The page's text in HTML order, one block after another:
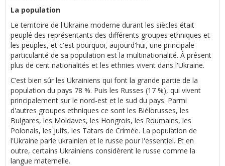
La population
Le territoire de l'Ukraine moderne durant les siècles était
peuplé des représentants des différents groupes ethniques et
les peuples, et c'est pourquoi, aujourd'hui, une principale
particularité de sa population est la multinationalité. À présent
plus de cent nationalités et les ethnies vivent dans l'Ukraine.
C’est bien sûr les Ukrainiens qui font la grande partie de la
population du pays 78 %. Puis les Russes (17 %), qui vivent
principalement sur le nord-est et le sud du pays. Parmi
d'autres groupes ethniques ce sont les Biélorusses, les
Bulgares, les Moldaves, les Hongrois, les Roumains, les
Polonais, les Juifs, les Tatars de Crimée. La population de
l'Ukraine parle ukrainien et le russe pour l'essentiel. Et en
outre, certains Ukrainiens considèrent le russe comme la
langue maternelle.